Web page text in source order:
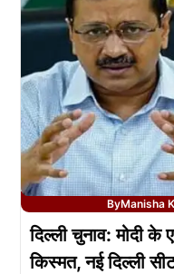
ByManisha
दिल्ली चुनाव: मोदी के
किस्मत, नई दिल्ली